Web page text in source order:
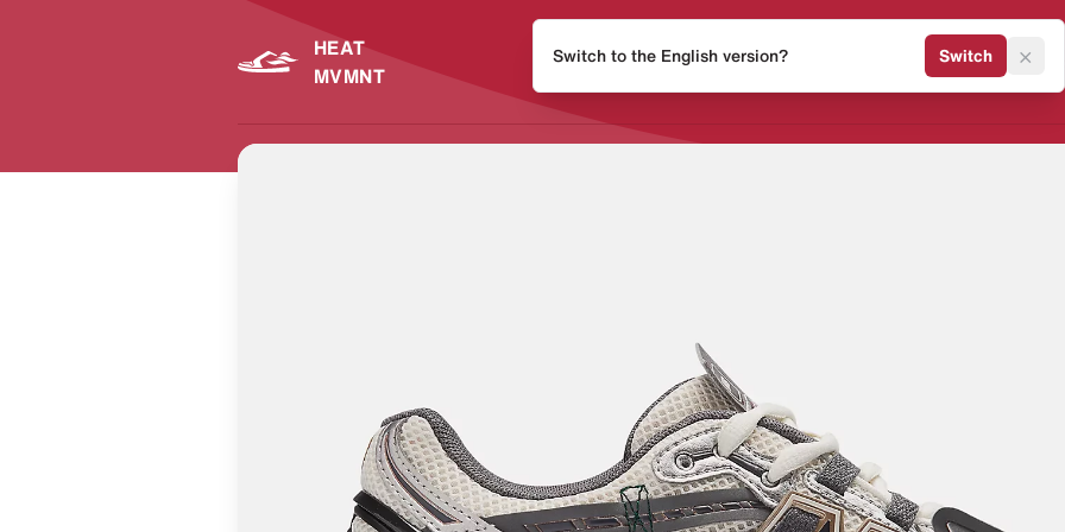
HEAT
MVMNT
Release Kalender Sneaker
Switch to the English version? Switch ×